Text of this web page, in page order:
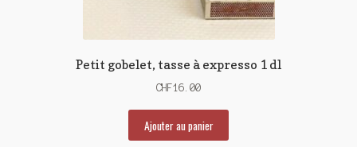
Petit gobelet, tasse à expresso 1 dl
CHF16.00
Ajouter au panier